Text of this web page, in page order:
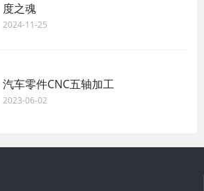
度之魂
2024-11-25
汽车零件CNC五轴加工
2023-06-02